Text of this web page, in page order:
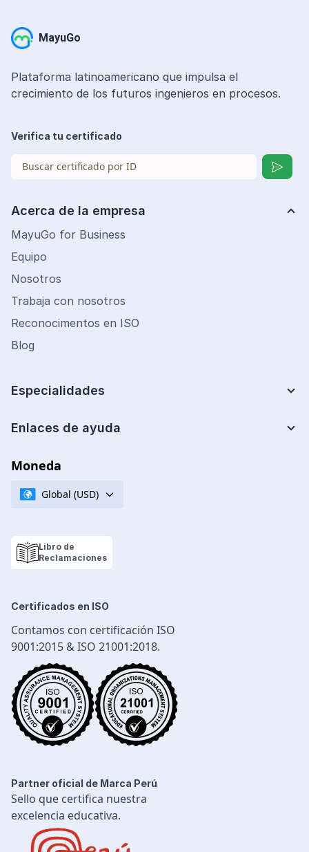
MayuGo
Plataforma latinoamericano que impulsa el
crecimiento de los futuros ingenieros en procesos.
Verifica tu certificado
Acerca de la empresa
MayuGo for Business
Equipo
Nosotros
Trabaja con nosotros
Reconocimentos en ISO
Blog
Especialidades
Lean Six Sigma
Mejora de Procesos
Ingeniería Financiera
Ingeniería de Calidad
Cadena de Suministro
Seguridad Industrial
Gestión Industrial
Ingeniería de Procesos
Desarrollo Profesional
Ingeniería Civil
Enlaces de ayuda
Centro de ayuda
Preguntas frecuentes
Políticas de certificación
Políticas de privacidad
Moneda
Global (USD)
Libro de
Reclamaciones
Certificados en ISO
Contamos con certificación ISO
9001:2015 & ISO 21001:2018.
Partner oficial de Marca Perú
Sello que certifica nuestra
excelencia educativa.